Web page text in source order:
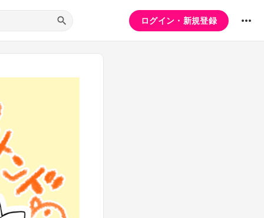
ログイン・新規登録